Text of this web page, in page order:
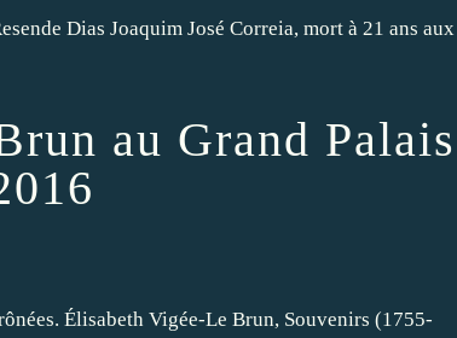
Dias Joaquim José Correia, mort à 21 ans aux
au Grand Palais
Élisabeth Vigée-Le Brun, Souvenirs (1755-